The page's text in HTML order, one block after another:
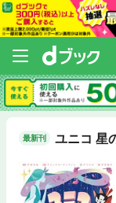
最新刊 ユニコ 星